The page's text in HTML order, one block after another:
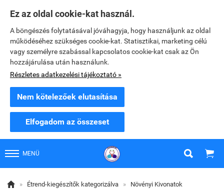
Ez az oldal cookie-kat használ.
A böngészés folytatásával jóváhagyja, hogy használjunk az oldal
működéséhez szükséges cookie-kat. Statisztikai, marketing célú
vagy személyre szabással kapcsolatos cookie-kat csak az Ön
hozzájárulása után használunk.
Részletes adatkezelési tájékoztató »
Nem kötelezőek elutasítása
Elfogadom az összeset
MENÜ  
 » Étrend-kiegészítők kategorizálva » Növényi Kivonatok